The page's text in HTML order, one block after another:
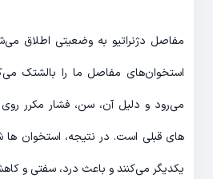
مفاصل دژنراتیو به وضعیتی اطلاق
استخوان‌های مفاصل ما را بالشتک
می‌رود و دلیل آن، سن، فشار مکرر
های قبلی است. در نتیجه، استخوان
یکدیگر می‌کنند و باعث درد، سفتی و